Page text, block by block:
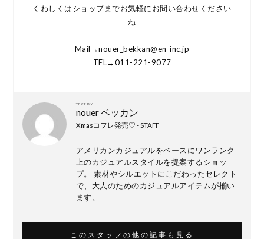
くわしくはショップまでお気軽にお問い合わせください
ね
Mail→nouer_bekkan@en-inc.jp
TEL→011-221-9077
TEXT BY
nouer ベッカン
Xmasコフレ発売♡ - STAFF
アメリカンカジュアルをベースにワンランク
上のカジュアルスタイルを提案するショッ
プ。 素材やシルエットにこだわったセレクト
で、大人のためのカジュアルアイテムが揃い
ます。
このスタッフの他の記事も見る